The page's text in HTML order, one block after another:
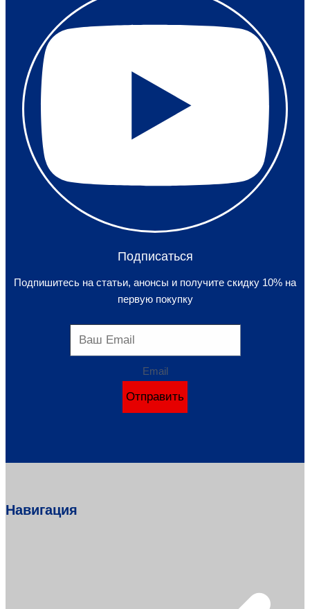
Подписаться
Подпишитесь на статьи, анонсы и получите скидку 10% на
первую покупку
Email
Отправить
Навигация